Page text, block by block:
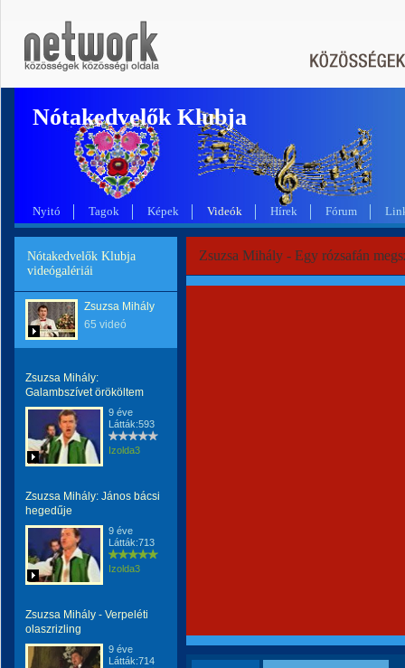
Nótakedvelők Klubja
Nyitó Tagok Képek Videók Hírek Fórum
Nótakedvelők Klubja
videógalériái
Zsuzsa Mihály
65 videó
Zsuzsa Mihály:
Galambszívet örököltem
9 éve
Látták:593
Izolda3
Zsuzsa Mihály: János bácsi
hegedűje
9 éve
Látták:713
Izolda3
Zsuzsa Mihály - Verpeléti
olaszrizling
9 éve
Látták:714
Zsuzsa Mihály - Egy rózsafán